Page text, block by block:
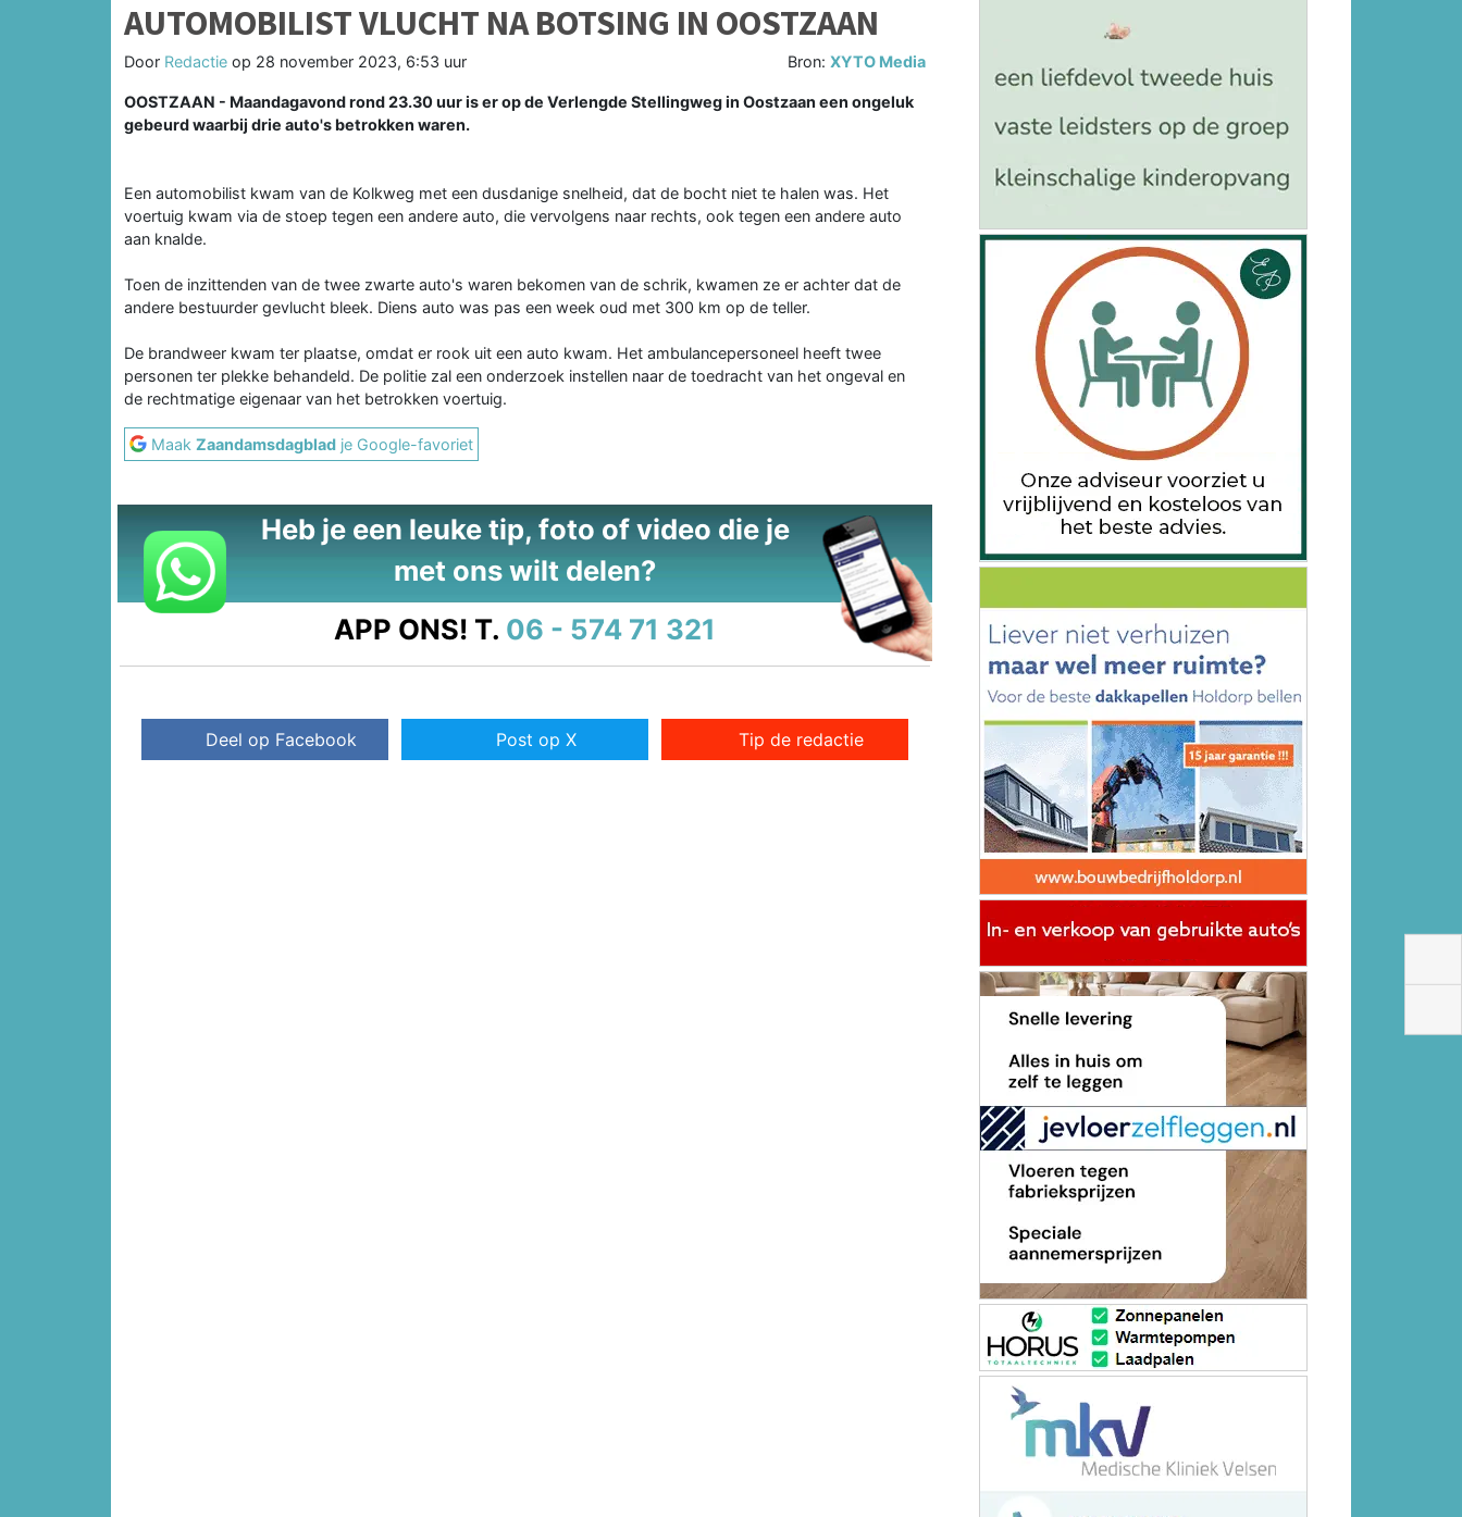
AUTOMOBILIST VLUCHT NA BOTSING IN OOSTZAAN
Door Redactie op 28 november 2023, 6:53 uur Bron:XYTO Media
OOSTZAAN - Maandagavond rond 23.30 uur is er op de Verlengde Stellingweg in Oostzaan een ongeluk
gebeurd waarbij drie auto's betrokken waren.
Een automobilist kwam van de Kolkweg met een dusdanige snelheid, dat de bocht niet te halen was. Het
voertuig kwam via de stoep tegen een andere auto, die vervolgens naar rechts, ook tegen een andere auto
aan knalde.
Toen de inzittenden van de twee zwarte auto's waren bekomen van de schrik, kwamen ze er achter dat de
andere bestuurder gevlucht bleek. Diens auto was pas een week oud met 300 km op de teller.
De brandweer kwam ter plaatse, omdat er rook uit een auto kwam. Het ambulancepersoneel heeft twee
personen ter plekke behandeld. De politie zal een onderzoek instellen naar de toedracht van het ongeval en
de rechtmatige eigenaar van het betrokken voertuig.
Maak Zaandamsdagblad je Google-favoriet
Heb je een leuke tip, foto of video die je
met ons wilt delen?
APP ONS! T. 06 - 574 71 321
Deel op Facebook Post op X Tip de redactie